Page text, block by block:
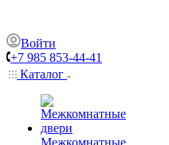
Войти
+7 985 853-44-41
Каталог
Межкомнатные